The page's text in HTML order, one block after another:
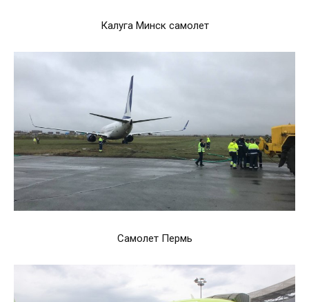
Калуга Минск самолет
Самолет Пермь